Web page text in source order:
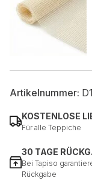
Artikelnummer:
KOSTENLOSE
Für alle Teppiche
30 TAGE
Bei Tapiso
Rückgabe